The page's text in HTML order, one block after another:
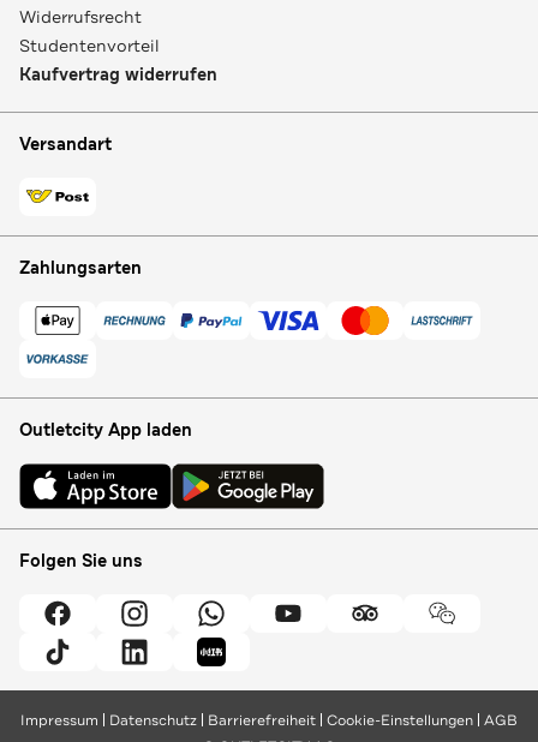
Widerrufsrecht
Studentenvorteil
Kaufvertrag widerrufen
Versandart
Zahlungsarten
Outletcity App laden
Folgen Sie uns
Impressum Datenschutz Barrierefreiheit Cookie-Einstellungen AGB